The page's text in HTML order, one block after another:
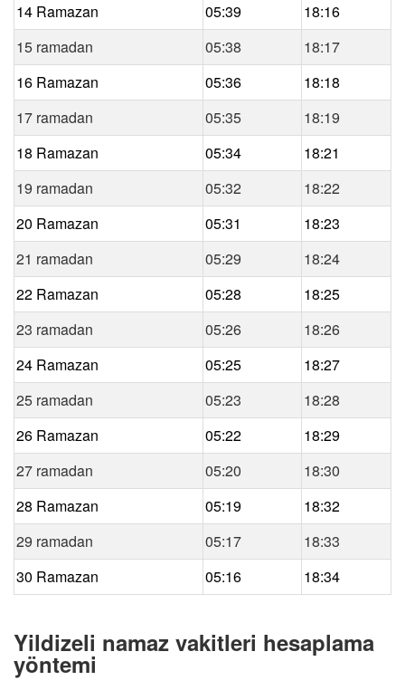
14 Ramazan
05:39
18:16
15 ramadan
05:38
18:17
16 Ramazan
05:36
18:18
17 ramadan
05:35
18:19
18 Ramazan
05:34
18:21
19 ramadan
05:32
18:22
20 Ramazan
05:31
18:23
21 ramadan
05:29
18:24
22 Ramazan
05:28
18:25
23 ramadan
05:26
18:26
24 Ramazan
05:25
18:27
25 ramadan
05:23
18:28
26 Ramazan
05:22
18:29
27 ramadan
05:20
18:30
28 Ramazan
05:19
18:32
29 ramadan
05:17
18:33
30 Ramazan
05:16 18:34
Yildizeli namaz vakitleri hesaplama
yöntemi